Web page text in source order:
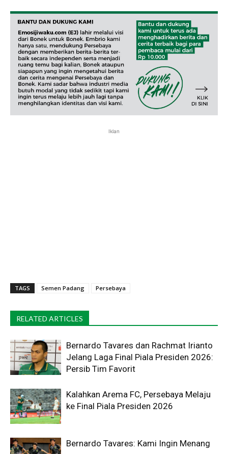
Iklan
TAGS Semen Padang Persebaya
RELATED ARTICLES
Bernardo Tavares dan Rachmat Irianto
Jelang Laga Final Piala Presiden 2026:
Persib Tim Favorit
Kalahkan Arema FC, Persebaya Melaju
ke Final Piala Presiden 2026
Bernardo Tavares: Kami Ingin Menang